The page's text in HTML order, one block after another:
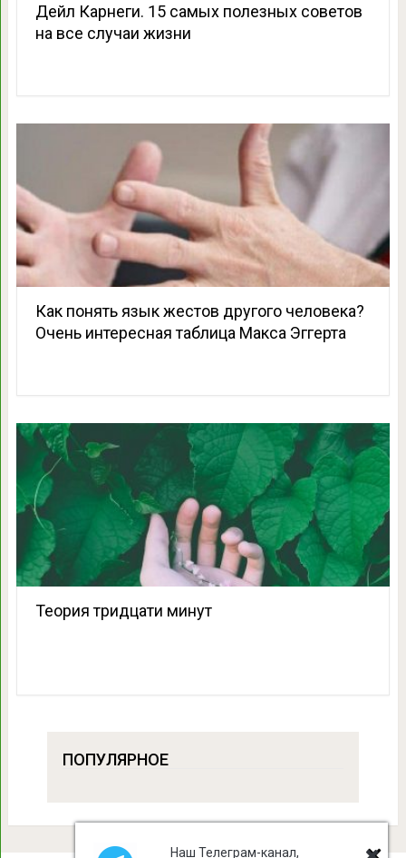
Дейл Карнеги. 15 самых полезных советов
на все случаи жизни
Как понять язык жестов другого человека?
Очень интересная таблица Макса Эггерта
Теория тридцати минут
ПОПУЛЯРНОЕ
Наш Телеграм-канал,